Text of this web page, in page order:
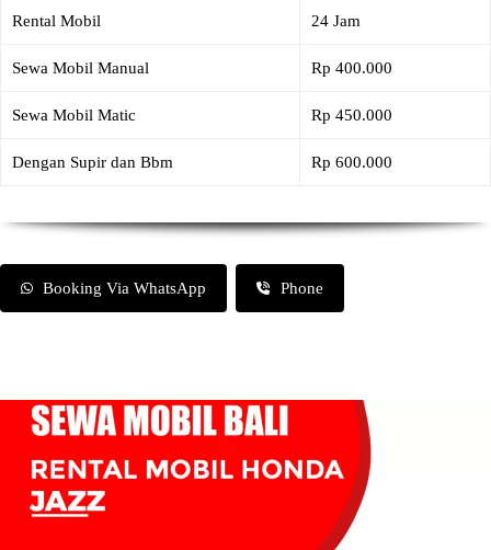
Rental Mobil 24 Jam
Sewa Mobil Manual Rp 400.000
Sewa Mobil Matic Rp 450.000
Dengan Supir dan Bbm Rp 600.000
Booking Via WhatsApp Phone